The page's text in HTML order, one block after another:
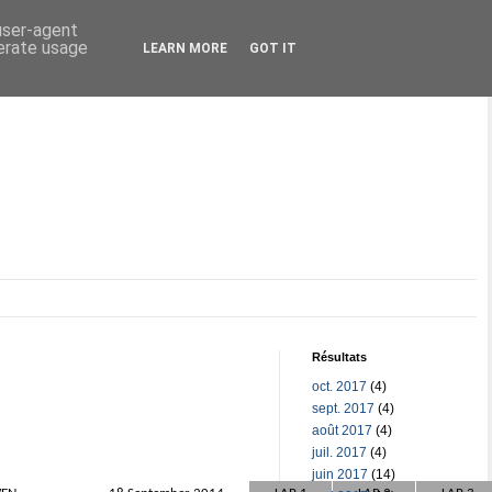
Résultats
oct. 2017 (4)
sept. 2017 (4)
août 2017 (4)
juil. 2017 (4)
juin 2017 (14)
agent
usage
LEARN MORE GOT IT